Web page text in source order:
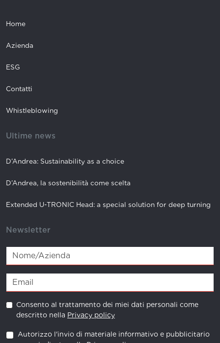
Home
Azienda
ESG
Contatti
Whistleblowing
Ultime news
D’Andrea: Sustainability as a choice
D’Andrea, la sostenibilità come scelta
Extended U-TRONIC Head: a special solution for deep turning
Newsletter
Consento al trattamento dei miei dati personali come
descritto nella Privacy policy
Autorizzo l'invio di materiale informativo e pubblicitario